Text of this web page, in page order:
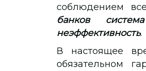
соблюдением
банков
неэффективность.
В настоящее
обязательном